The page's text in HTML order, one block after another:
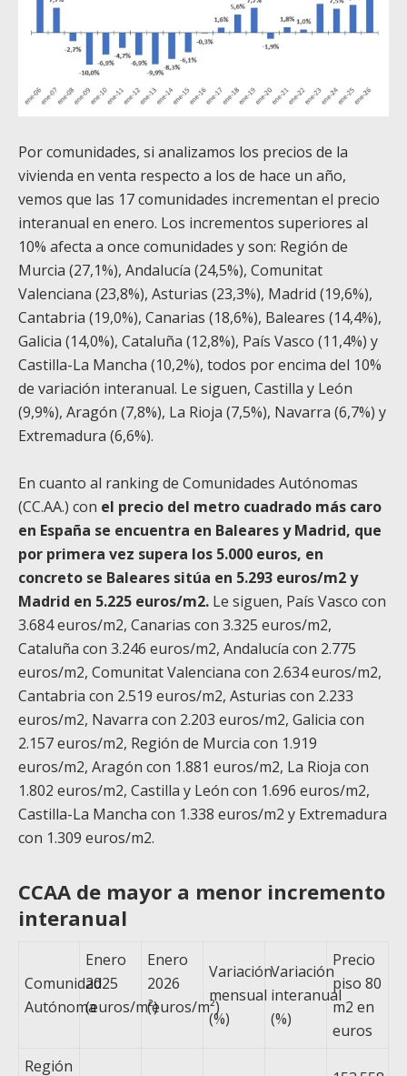
Por comunidades, si analizamos los precios de la
vivienda en venta respecto a los de hace un año,
vemos que las 17 comunidades incrementan el precio
interanual en enero. Los incrementos superiores al
10% afecta a once comunidades y son: Región de
Murcia (27,1%), Andalucía (24,5%), Comunitat
Valenciana (23,8%), Asturias (23,3%), Madrid (19,6%),
Cantabria (19,0%), Canarias (18,6%), Baleares (14,4%),
Galicia (14,0%), Cataluña (12,8%), País Vasco (11,4%) y
Castilla-La Mancha (10,2%), todos por encima del 10%
de variación interanual. Le siguen, Castilla y León
(9,9%), Aragón (7,8%), La Rioja (7,5%), Navarra (6,7%) y
Extremadura (6,6%).
En cuanto al ranking de Comunidades Autónomas
(CC.AA.) con el precio del metro cuadrado más caro
en España se encuentra en Baleares y Madrid, que
por primera vez supera los 5.000 euros, en
concreto se Baleares sitúa en 5.293 euros/m2y
Madrid en 5.225 euros/m2. Le siguen, País Vasco con
3.684 euros/m2, Canarias con 3.325 euros/m2,
Cataluña con 3.246 euros/m2, Andalucía con 2.775
euros/m2, Comunitat Valenciana con 2.634 euros/m2,
Cantabria con 2.519 euros/m2, Asturias con 2.233
euros/m2, Navarra con 2.203 euros/m2, Galicia con
2.157 euros/m2, Región de Murcia con 1.919
euros/m2, Aragón con 1.881 euros/m2, La Rioja con
1.802 euros/m2, Castilla y León con 1.696 euros/m2,
Castilla-La Mancha con 1.338 euros/m2 y Extremadura
con 1.309 euros/m2.
CCAA de mayor a menor incremento
interanual
Comunidad
Autónoma
Enero
2025
(euros/m²)
Enero
2026
(euros/m²)
Variación
mensual
(%)
Variación
interanual
(%)
Precio
piso 80
m2 en
euros
Región